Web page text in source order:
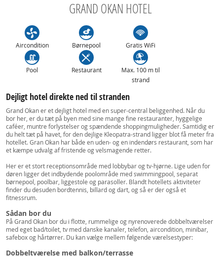
GRAND OKAN HOTEL
Aircondition Børnepool Gratis WiFi
Pool Restaurant
Max. 100 m til
strand
Dejligt hotel direkte ned til stranden
Grand Okan er et dejligt hotel med en super-central beliggenhed. Når du
bor her, er du tæt på byen med sine mange fine restauranter, hyggelige
caféer, muntre forlystelser og spændende shoppingmuligheder. Samtidig er
du helt tæt på havet, for den dejlige Kleopatra-strand ligger blot få meter fra
hotellet. Gran Okan har både en uden- og en indendørs restaurant, som har
et kæmpe udvalg af fristende og velsmagende retter.
Her er et stort receptionsområde med lobbybar og tv-hjørne. Lige uden for
døren ligger det indbydende poolområde med swimmingpool, separat
børnepool, poolbar, liggestole og parasoller. Blandt hotellets aktiviteter
finder du desuden bordtennis, billard og dart, og så er der også et
fitnessrum.
Sådan bor du
På Grand Okan bor du i flotte, rummelige og nyrenoverede dobbeltværelser
med eget bad/toilet, tv med danske kanaler, telefon, aircondition, minibar,
safebox og hårtørrer. Du kan vælge mellem følgende værelsestyper:
Dobbeltværelse med balkon/terrasse